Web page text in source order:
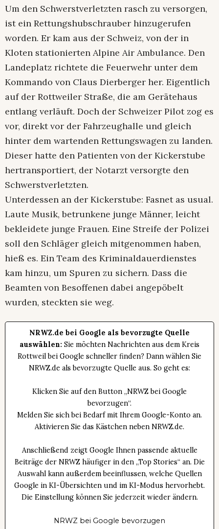
Um den Schwerstverletzten rasch zu versorgen,
ist ein Rettungshubschrauber hinzugerufen
worden. Er kam aus der Schweiz, von der in
Kloten stationierten Alpine Air Ambulance. Den
Landeplatz richtete die Feuerwehr unter dem
Kommando von Claus Dierberger her. Eigentlich
auf der Rottweiler Straße, die am Gerätehaus
entlang verläuft. Doch der Schweizer Pilot zog es
vor, direkt vor der Fahrzeughalle und gleich
hinter dem wartenden Rettungswagen zu landen.
Dieser hatte den Patienten von der Kickerstube
hertransportiert, der Notarzt versorgte den
Schwerstverletzten.
Unterdessen an der Kickerstube: Fasnet as usual.
Laute Musik, betrunkene junge Männer, leicht
bekleidete junge Frauen. Eine Streife der Polizei
soll den Schläger gleich mitgenommen haben,
hieß es. Ein Team des Kriminaldauerdienstes
kam hinzu, um Spuren zu sichern. Dass die
Beamten von Besoffenen dabei angepöbelt
wurden, steckten sie weg.
NRWZ.de bei Google als bevorzugte Quelle
auswählen: Sie möchten Nachrichten aus dem Kreis
Rottweil bei Google schneller finden? Dann wählen Sie
NRWZ.de als bevorzugte Quelle aus. So geht es:
Klicken Sie auf den Button „NRWZ bei Google
bevorzugen“.
Melden Sie sich bei Bedarf mit Ihrem Google-Konto an.
Aktivieren Sie das Kästchen neben NRWZ.de.
Anschließend zeigt Google Ihnen passende aktuelle
Beiträge der NRWZ häufiger in den „Top Stories“ an. Die
Auswahl kann außerdem beeinflussen, welche Quellen
Google in KI-Übersichten und im KI-Modus hervorhebt.
Die Einstellung können Sie jederzeit wieder ändern.
NRWZ bei Google bevorzugen